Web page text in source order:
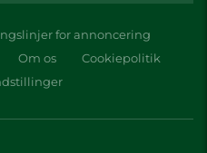
for annoncering
Om os
Cookiepolitik